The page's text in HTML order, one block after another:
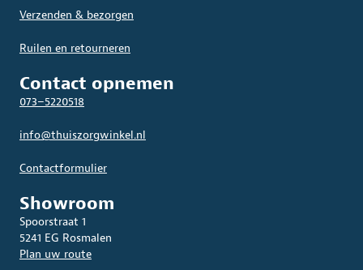
Verzenden & bezorgen
Ruilen en retourneren
Contact opnemen
073–5220518
info@thuiszorgwinkel.nl
Contactformulier
Showroom
Spoorstraat 1
5241 EG Rosmalen
Plan uw route